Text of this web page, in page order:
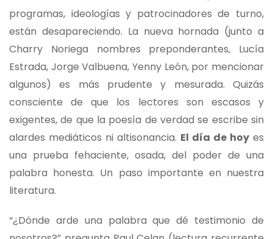
programas, ideologías y patrocinadores de turno,
están desapareciendo. La nueva hornada (junto a
Charry Noriega nombres preponderantes, Lucía
Estrada, Jorge Valbuena, Yenny León, por mencionar
algunos) es más prudente y mesurada. Quizás
consciente de que los lectores son escasos y
exigentes, de que la poesía de verdad se escribe sin
alardes mediáticos ni altisonancia. El día de hoy es
una prueba fehaciente, osada, del poder de una
palabra honesta. Un paso importante en nuestra
literatura.
“¿Dónde arde una palabra que dé testimonio de